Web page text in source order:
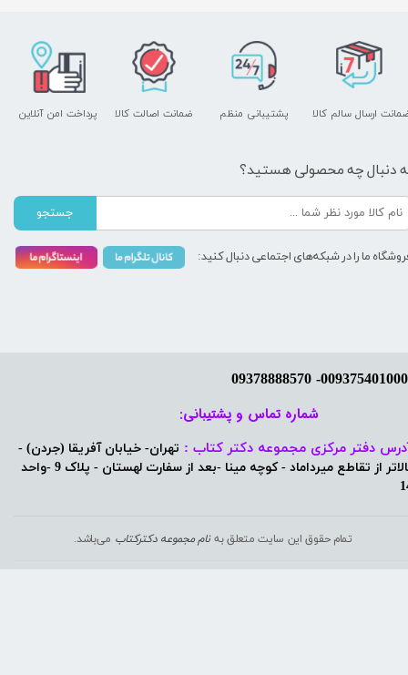
دفتر مرکزی مجموعه دکتر کتاب : تهران- خیابان آفریقا (جردن) -
بالاتر از تقاطع میرداماد - کوچه مینا -بعد از سفارت لهستان - پلاک 9 -واحد
تمام حقوق این سایت متعلق بهنام مجموعه دکترکتاب می‌باشد.
شماره تماس و پشتیبانی: ​​​​​​​
پشتیبانی منظم پرداخت امن آنلاین ارسال سالم کالا ضمانت اصالت کالا
دنبال چه محصولی هستید؟
جستجو
ما را در شبکه‌های اجتماعی دنبال کنید: